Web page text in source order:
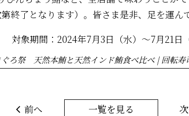
終了となります）。皆さま是非、足を運ん
対象期間：2024年7月3日（水）～7月21日
ぐろ祭 天然本鮪と天然インド鮪食べ比べ | 回
前へ 一覧を見る